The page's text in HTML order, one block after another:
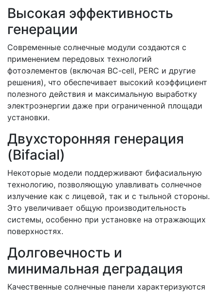
Высокая эффективность
генерации
Современные солнечные модули создаются с
применением передовых технологий
фотоэлементов (включая BC-cell, PERC и другие
решения), что обеспечивает высокий коэффициент
полезного действия и максимальную выработку
электроэнергии даже при ограниченной площади
установки.
Двухсторонняя генерация
(Bifacial)
Некоторые модели поддерживают бифасиальную
технологию, позволяющую улавливать солнечное
излучение как с лицевой, так и с тыльной стороны.
Это увеличивает общую производительность
системы, особенно при установке на отражающих
поверхностях.
Долговечность и
минимальная деградация
Качественные солнечные панели характеризуются